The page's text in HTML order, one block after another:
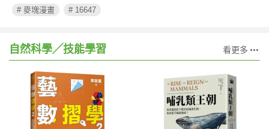
# 麥塊漫畫
# 16647
自然科學╱技能學習 看更多